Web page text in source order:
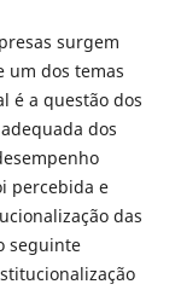
surgem
um dos temas
é a questão dos
dos
percebida e
das
seguinte